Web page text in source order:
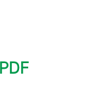
Hạnh Pdf